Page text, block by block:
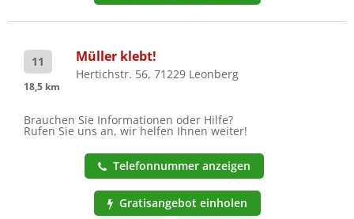
11
18,5 km
Müller klebt!
Hertichstr. 56, 71229 Leonberg
Brauchen Sie Informationen oder Hilfe?
Rufen Sie uns an, wir helfen Ihnen weiter!
Telefonnummer anzeigen
Gratisangebot einholen